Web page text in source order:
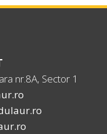
nr.8A, Sector 1